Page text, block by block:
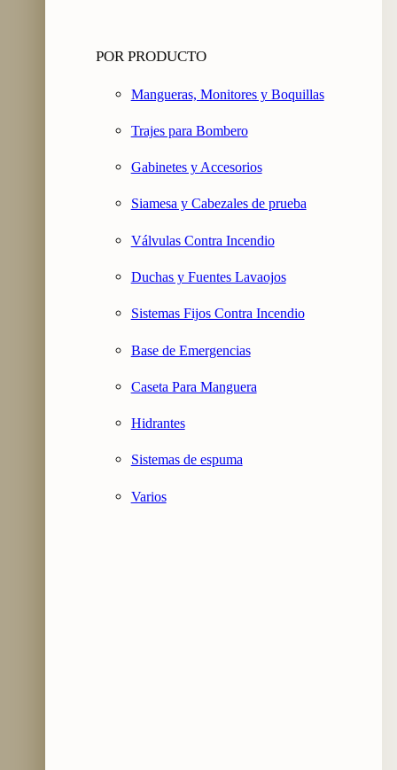
POR PRODUCTO
Mangueras, Monitores y Boquillas
Trajes para Bombero
Gabinetes y Accesorios
Siamesa y Cabezales de prueba
Válvulas Contra Incendio
Duchas y Fuentes Lavaojos
Sistemas Fijos Contra Incendio
Base de Emergencias
Caseta Para Manguera
Hidrantes
Sistemas de espuma
Varios